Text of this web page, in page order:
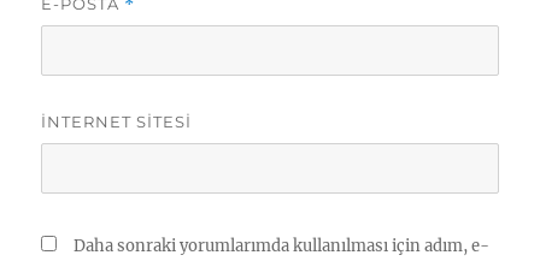
İNTERNET SITESI
Daha sonraki yorumlarımda kullanılması için adım, e-